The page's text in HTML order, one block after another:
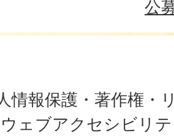
公
情報保護・著作権・
ウェブアクセシビリ